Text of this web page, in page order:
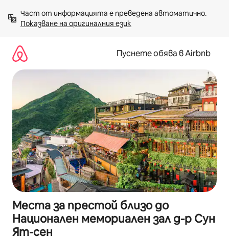
към
съдържанието
Показване на оригиналния език
Пуснете обява в Airbnb
Места за престой близо до
Национален мемориален зал д-р Сун
Ят-сен